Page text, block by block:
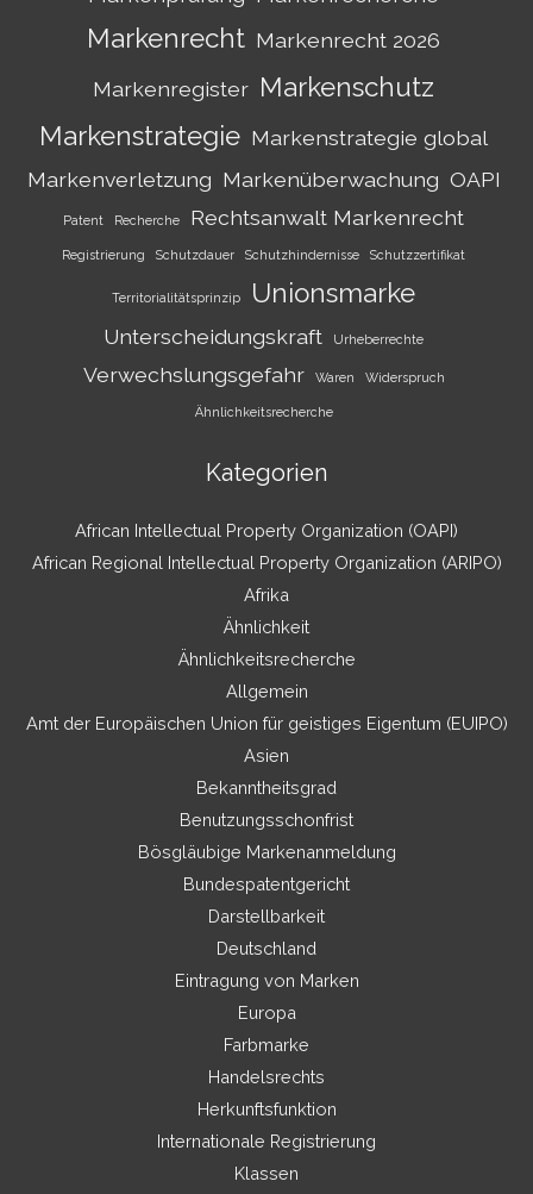
Markenrecht Markenrecht 2026
Markenregister Markenschutz
Markenstrategie Markenstrategie global
Markenverletzung Markenüberwachung OAPI
Patent Recherche Rechtsanwalt Markenrecht
Registrierung Schutzdauer Schutzhindernisse Schutzzertifikat
Territorialitätsprinzip Unionsmarke
Unterscheidungskraft Urheberrechte
Verwechslungsgefahr Waren Widerspruch
Ähnlichkeitsrecherche
Kategorien
African Intellectual Property Organization (OAPI)
African Regional Intellectual Property Organization (ARIPO)
Afrika
Ähnlichkeit
Ähnlichkeitsrecherche
Allgemein
Amt der Europäischen Union für geistiges Eigentum (EUIPO)
Asien
Bekanntheitsgrad
Benutzungsschonfrist
Bösgläubige Markenanmeldung
Bundespatentgericht
Darstellbarkeit
Deutschland
Eintragung von Marken
Europa
Farbmarke
Handelsrechts
Herkunftsfunktion
Internationale Registrierung
Klassen